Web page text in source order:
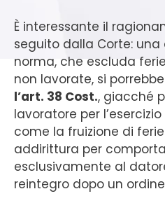
È interessante il
seguito dalla Corte:
norma, che escluda
non lavorate, si
l’art. 38 Cost., giacché
lavoratore per
come la fruizione di
addirittura per
esclusivamente al
reintegro dopo un